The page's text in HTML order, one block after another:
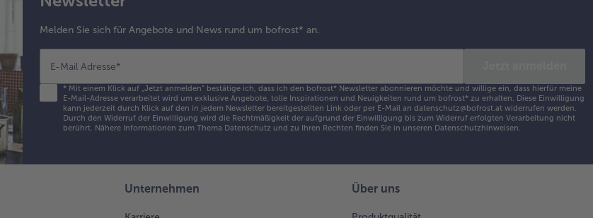
Melden Sie sich für Angebote und News rund um bofrost* an.
E-Mail Adresse*
*Mit einem Klick auf „Jetzt anmelden" bestätige ich, dass ich den bofrost* Newsletter abonnieren möchte und willige ein, dass hierfür meine
E-Mail-Adresse verarbeitet wird um exklusive Angebote, tolle Inspirationen und Neuigkeiten rund um bofrost* zu erhalten. Diese Einwilligung
kann jederzeit durch Klick auf den in jedem Newsletter bereitgestellten Link oder per E-Mail an datenschutz@bofrost.at widerrufen werden.
Durch den Widerruf der Einwilligung wird die Rechtmäßigkeit der aufgrund der Einwilligung bis zum Widerruf erfolgten Verarbeitung nicht
berührt. Nähere Informationen zum Thema Datenschutz und zu Ihren Rechten finden Sie in unseren Datenschutzhinweisen.
Unternehmen Über uns